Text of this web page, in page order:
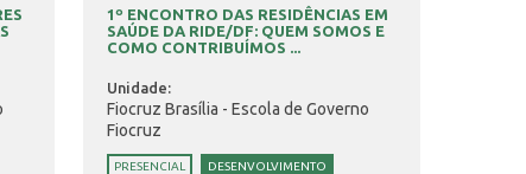
1º ENCONTRO DAS RESIDÊNCIAS EM
SAÚDE DA RIDE/DF: QUEM SOMOS E
COMO CONTRIBUÍMOS ...
Unidade:
Fiocruz Brasília - Escola de Governo
Fiocruz
PRESENCIAL DESENVOLVIMENTO